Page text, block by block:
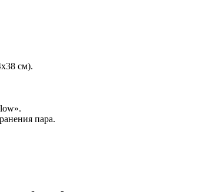
см).
пара.